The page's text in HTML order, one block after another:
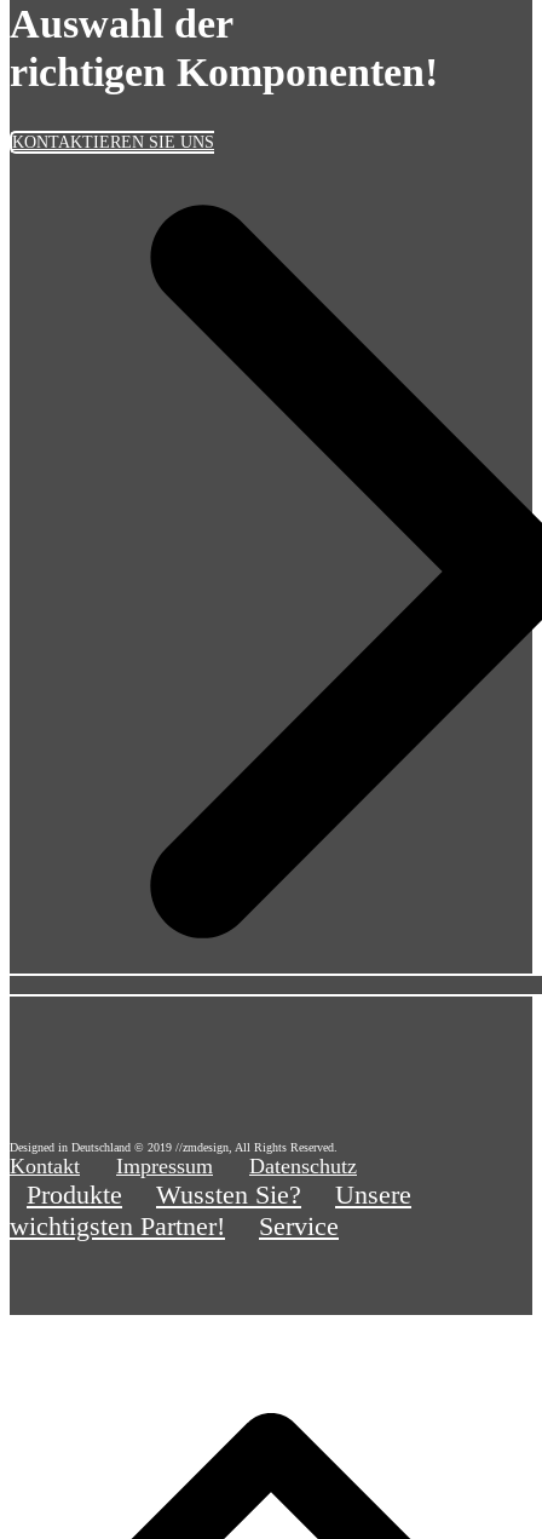
Auswahl der
richtigen Komponenten!
KONTAKTIEREN SIE UNS
Designed in Deutschland © 2019 //zmdesign, All Rights Reserved.
Kontakt Impressum Datenschutz
Produkte Wussten Sie?
Unsere
wichtigsten Partner!
Service